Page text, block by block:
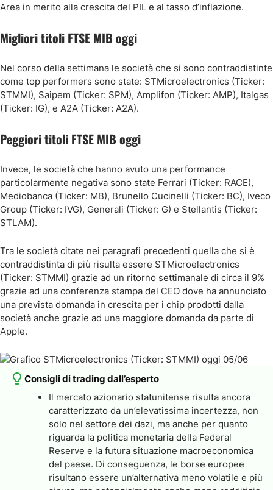
Area in merito alla crescita del PIL e al tasso d’inflazione.
Migliori titoli FTSE MIB oggi
Nel corso della settimana le società che si sono contraddistinte
come top performers sono state: STMicroelectronics (Ticker:
STMMI), Saipem (Ticker: SPM), Amplifon (Ticker: AMP), Italgas
(Ticker: IG), e A2A (Ticker: A2A).
Peggiori titoli FTSE MIB oggi
Invece, le società che hanno avuto una performance
particolarmente negativa sono state Ferrari (Ticker: RACE),
Mediobanca (Ticker: MB), Brunello Cucinelli (Ticker: BC), Iveco
Group (Ticker: IVG), Generali (Ticker: G) e Stellantis (Ticker:
STLAM).
Tra le società citate nei paragrafi precedenti quella che si è
contraddistinta di più risulta essere STMicroelectronics
(Ticker: STMMI) grazie ad un ritorno settimanale di circa il 9%
grazie ad una conferenza stampa del CEO dove ha annunciato
una prevista domanda in crescita per i chip prodotti dalla
società anche grazie ad una maggiore domanda da parte di
Apple.
Consigli di trading dall’esperto
Il mercato azionario statunitense risulta ancora
caratterizzato da un’elevatissima incertezza, non
solo nel settore dei dazi, ma anche per quanto
riguarda la politica monetaria della Federal
Reserve e la futura situazione macroeconomica
del paese. Di conseguenza, le borse europee
risultano essere un’alternativa meno volatile e più